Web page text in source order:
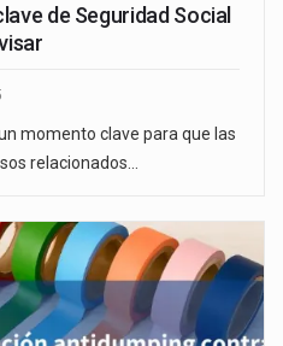
de Seguridad Social
momento clave para que las
relacionados…